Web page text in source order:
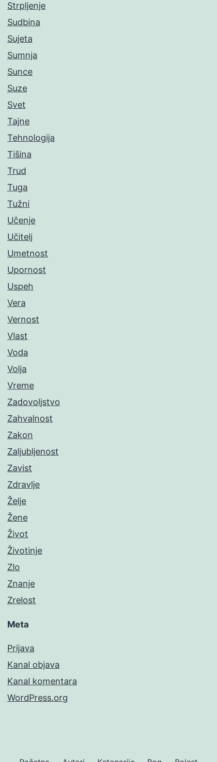
Strpljenje
Sudbina
Sujeta
Sumnja
Sunce
Suze
Svet
Tajne
Tehnologija
Tišina
Trud
Tuga
Tužni
Učenje
Učitelj
Umetnost
Upornost
Uspeh
Vera
Vernost
Vlast
Voda
Volja
Vreme
Zadovoljstvo
Zahvalnost
Zakon
Zaljubljenost
Zavist
Zdravlje
Želje
Žene
Život
Životinje
Zlo
Znanje
Zrelost
Meta
Prijava
Kanal objava
Kanal komentara
WordPress.org